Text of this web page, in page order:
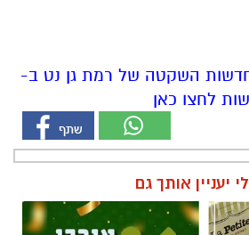
השקטה של רמת גן נט ב-
יעניין אותך גם